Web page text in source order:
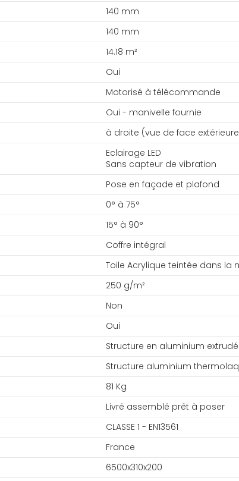
140 mm
140 mm
14.18 m²
Oui
Motorisé à télécommande
Oui - manivelle fournie
à droite (vue de face
Eclairage LED
Sans capteur de vibration
Pose en façade et plafond
0° à 75°
15° à 90°
Coffre intégral
Toile Acrylique teintée dans la
250 g/m²
Non
Oui
Structure en aluminium extrudé
Structure aluminium
81 Kg
Livré assemblé prêt à poser
CLASSE 1 - EN13561
France
6500x310x200